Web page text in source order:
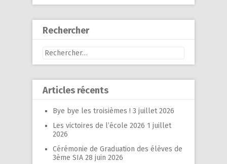
Rechercher
Rechercher :
Articles récents
Bye bye les troisièmes ! 3 juillet 2026
Les victoires de l’école 2026 1 juillet
2026
Cérémonie de Graduation des élèves de
3ème SIA 28 juin 2026